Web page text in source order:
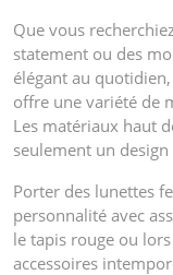
Que vous
statement ou des
élégant au
offre une variété de
Les matériaux haut
seulement un
Porter des lunettes
personnalité avec
le tapis rouge ou
accessoires